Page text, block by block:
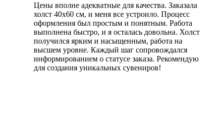
Цены вполне адекватные для качества. Заказала
холст 40х60 см, и меня все устроило. Процесс
оформления был простым и понятным. Работа
выполнена быстро, и я осталась довольна. Холст
получился ярким и насыщенным, работа на
высшем уровне. Каждый шаг сопровождался
информированием о статусе заказа. Рекомендую
для создания уникальных сувениров!